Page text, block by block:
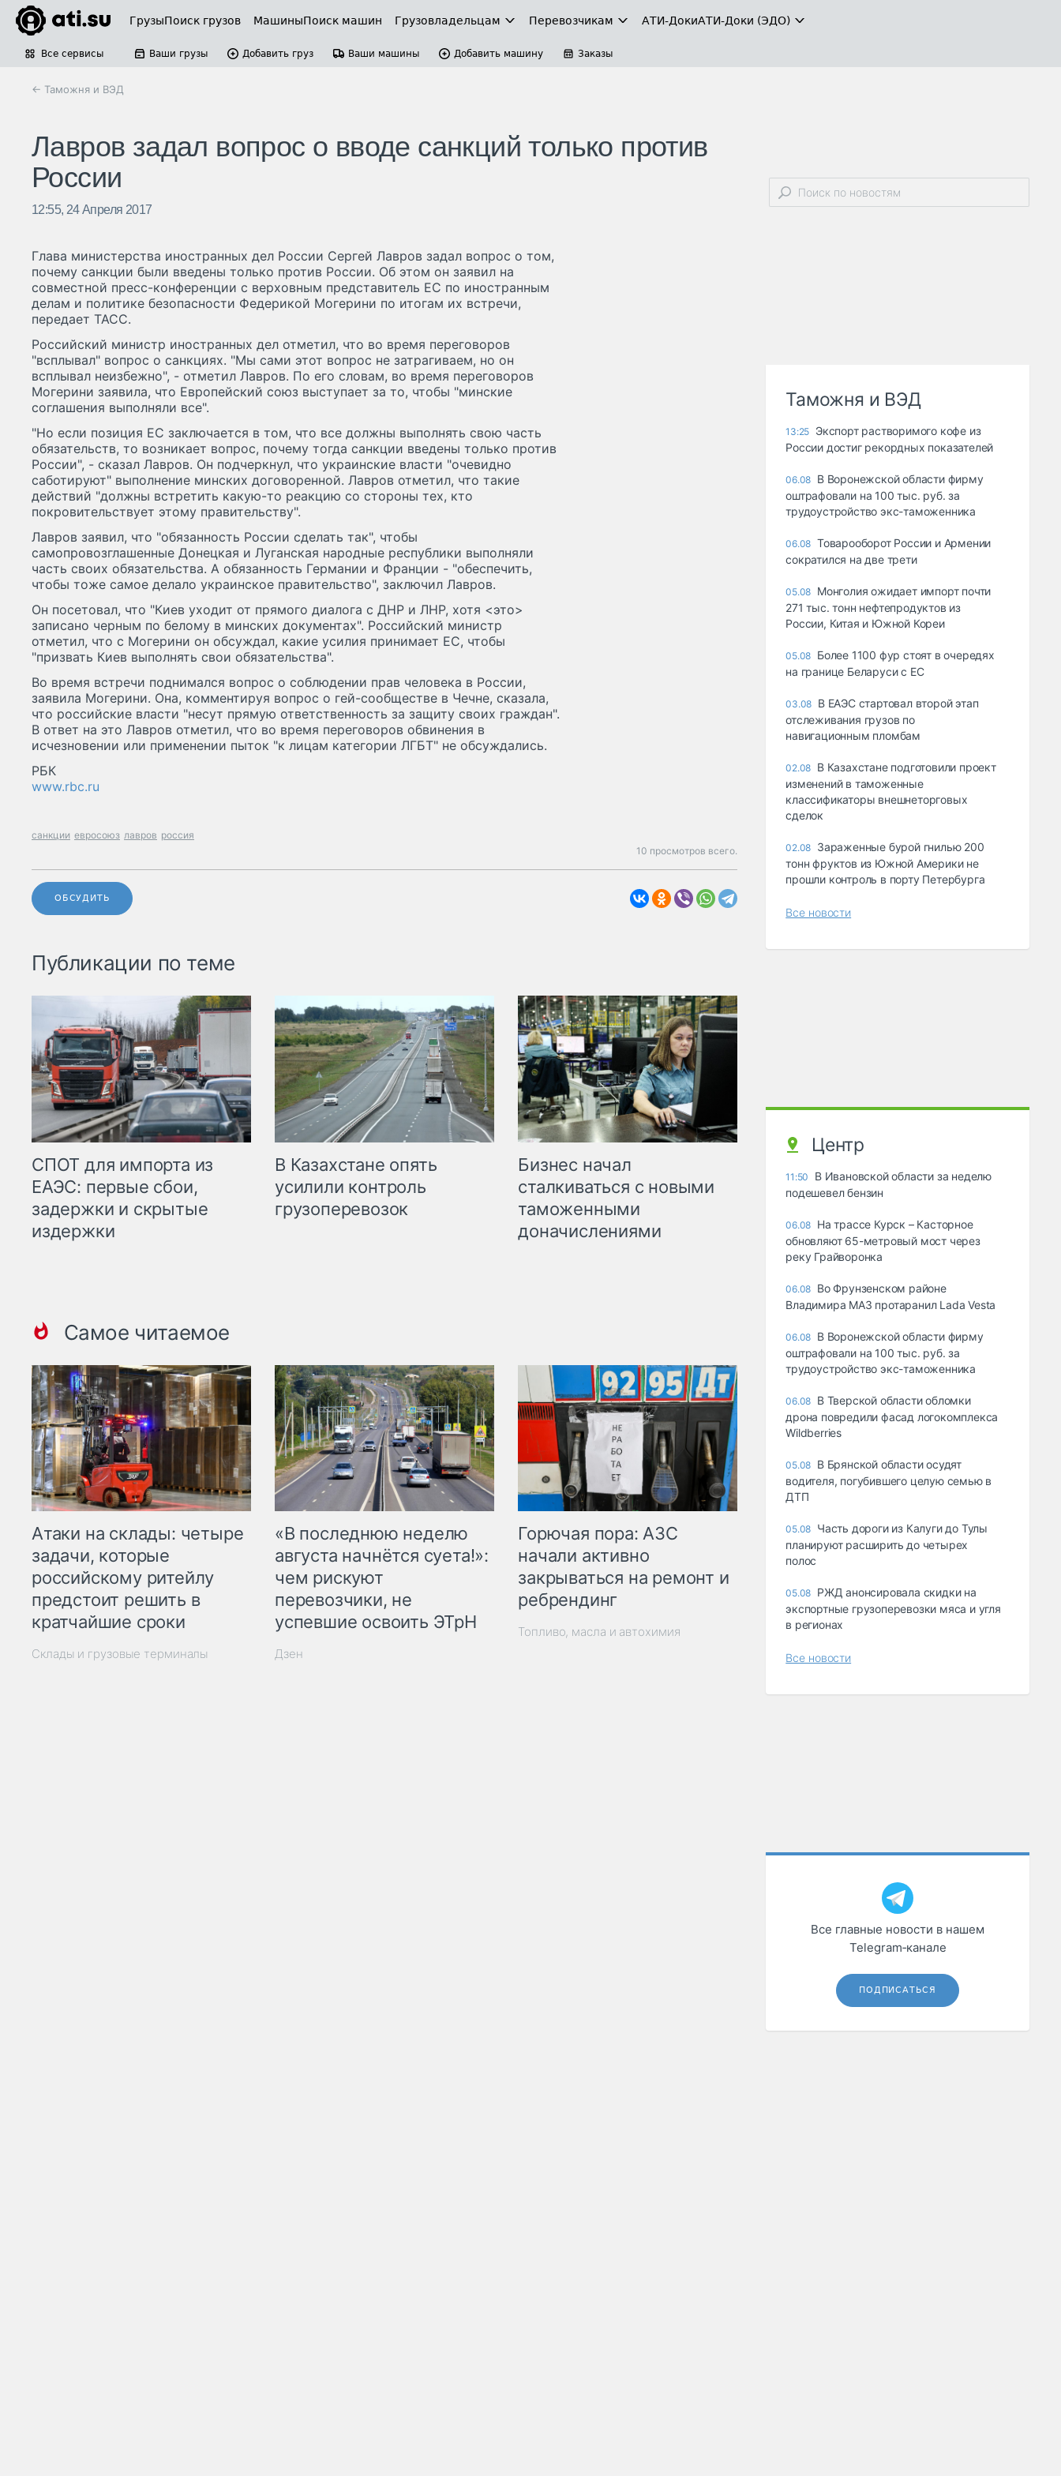
ГрузыПоиск грузов МашиныПоиск машин Грузовладельцам Перевозчикам АТИ-ДокиАТИ-Доки (ЭДО)
Все сервисы Ваши грузы Добавить груз Ваши машины Добавить машину Заказы
← Таможня и ВЭД
Лавров задал вопрос о вводе санкций только против
России
12:55, 24 Апреля 2017
Глава министерства иностранных дел России Сергей Лавров задал вопрос о том,
почему санкции были введены только против России. Об этом он заявил на
совместной пресс-конференции с верховным представитель ЕС по иностранным
делам и политике безопасности Федерикой Могерини по итогам их встречи,
передает ТАСС.
Российский министр иностранных дел отметил, что во время переговоров
"всплывал" вопрос о санкциях. "Мы сами этот вопрос не затрагиваем, но он
всплывал неизбежно", - отметил Лавров. По его словам, во время переговоров
Могерини заявила, что Европейский союз выступает за то, чтобы "минские
соглашения выполняли все".
"Но если позиция ЕС заключается в том, что все должны выполнять свою часть
обязательств, то возникает вопрос, почему тогда санкции введены только против
России", - сказал Лавров. Он подчеркнул, что украинские власти "очевидно
саботируют" выполнение минских договоренной. Лавров отметил, что такие
действий "должны встретить какую-то реакцию со стороны тех, кто
покровительствует этому правительству".
Лавров заявил, что "обязанность России сделать так", чтобы
самопровозглашенные Донецкая и Луганская народные республики выполняли
часть своих обязательства. А обязанность Германии и Франции - "обеспечить,
чтобы тоже самое делало украинское правительство", заключил Лавров.
Он посетовал, что "Киев уходит от прямого диалога с ДНР и ЛНР, хотя <это>
записано черным по белому в минских документах". Российский министр
отметил, что с Могерини он обсуждал, какие усилия принимает ЕС, чтобы
"призвать Киев выполнять свои обязательства".
Во время встречи поднимался вопрос о соблюдении прав человека в России,
заявила Могерини. Она, комментируя вопрос о гей-сообществе в Чечне, сказала,
что российские власти "несут прямую ответственность за защиту своих граждан".
В ответ на это Лавров отметил, что во время переговоров обвинения в
исчезновении или применении пыток "к лицам категории ЛГБТ" не обсуждались.
РБК
www.rbc.ru
санкции евросоюз лавров россия
10 просмотров всего.
ОБСУДИТЬ
Публикации по теме
СПОТ для импорта из
ЕАЭС: первые сбои,
задержки и скрытые
издержки
В Казахстане опять
усилили контроль
грузоперевозок
Бизнес начал
сталкиваться с новыми
таможенными
доначислениями
Самое читаемое
Атаки на склады: четыре
задачи, которые
российскому ритейлу
предстоит решить в
кратчайшие сроки
Склады и грузовые терминалы
«В последнюю неделю
августа начнётся суета!»:
чем рискуют
перевозчики, не
успевшие освоить ЭТрН
Дзен
Горючая пора: АЗС
начали активно
закрываться на ремонт и
ребрендинг
Топливо, масла и автохимия
Таможня и ВЭД
13:25 Экспорт растворимого кофе из
России достиг рекордных показателей
06.08 В Воронежской области фирму
оштрафовали на 100 тыс. руб. за
трудоустройство экс-таможенника
06.08 Товарооборот России и Армении
сократился на две трети
05.08 Монголия ожидает импорт почти
271 тыс. тонн нефтепродуктов из
России, Китая и Южной Кореи
05.08 Более 1100 фур стоят в очередях
на границе Беларуси с ЕС
03.08 В ЕАЭС стартовал второй этап
отслеживания грузов по
навигационным пломбам
02.08 В Казахстане подготовили проект
изменений в таможенные
классификаторы внешнеторговых
сделок
02.08 Зараженные бурой гнилью 200
тонн фруктов из Южной Америки не
прошли контроль в порту Петербурга
Все новости
Центр
11:50
В Ивановской области за неделю
подешевел бензин
06.08 На трассе Курск – Касторное
обновляют 65-метровый мост через
реку Грайворонка
06.08 Во Фрунзенском районе
Владимира МАЗ протаранил Lada Vesta
06.08 В Воронежской области фирму
оштрафовали на 100 тыс. руб. за
трудоустройство экс-таможенника
06.08 В Тверской области обломки
дрона повредили фасад логокомплекса
Wildberries
05.08 В Брянской области осудят
водителя, погубившего целую семью в
ДТП
05.08 Часть дороги из Калуги до Тулы
планируют расширить до четырех
полос
05.08 РЖД анонсировала скидки на
экспортные грузоперевозки мяса и угля
в регионах
Все новости
Все главные новости в нашем
Telegram‑канале
ПОДПИСАТЬСЯ